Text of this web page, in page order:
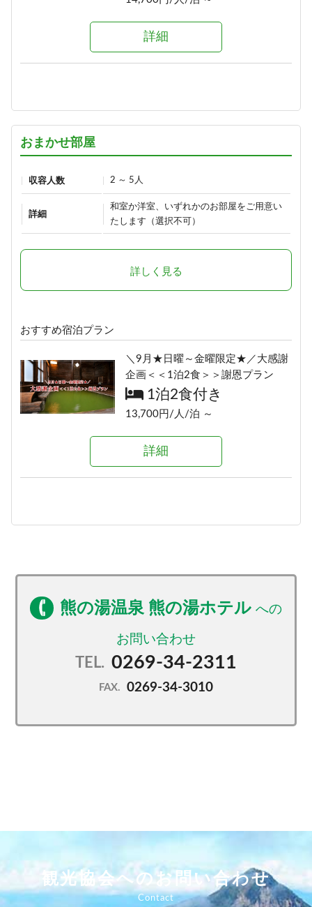
18,900円/人/泊 ～
≪1泊朝食付きプラン≫自由気まま
にレイトチェックインOK♪
朝食のみ
13,500円/人/泊 ～
詳細
素泊まり
12,000円/人/泊 ～
詳細
おまかせ部屋
収容人数 2 ～ 5人
詳細
和室か洋室、いずれかのお部屋をご用意い
たします（選択不可）
詳しく見る
おすすめ宿泊プラン
＼9月★日曜～金曜限定★／大感謝
企画＜＜1泊2食＞＞謝恩プラン
1泊2食付き
13,700円/人/泊 ～
詳細
熊の湯温泉 熊の湯ホテル
TEL. 0269-34-2311
FAX. 0269-34-3010
観光協会へのお問い合わせ